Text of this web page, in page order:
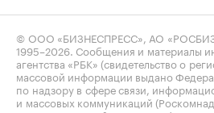
© ООО «БИЗНЕСПРЕСС», АО
1995–2026. Сообщения и материалы
агентства «РБК» (свидетельство о
массовой информации выдано
по надзору в сфере связи,
и массовых коммуникаций